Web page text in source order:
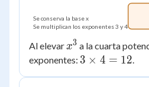
Se conserva la base x
Se multiplican los exponentes 3 y 4
Al elevarx^{3}
x3 a la cuarta
exponentes: 3
\times
3 × 4 = 12.